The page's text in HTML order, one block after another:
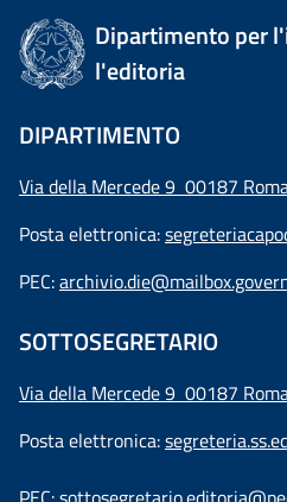
Dipartimento per
l'editoria
DIPARTIMENTO
Via della Mercede 9 00187
Posta elettronica:
PEC:
SOTTOSEGRETARIO
Via della Mercede 9 00187
Posta elettronica: